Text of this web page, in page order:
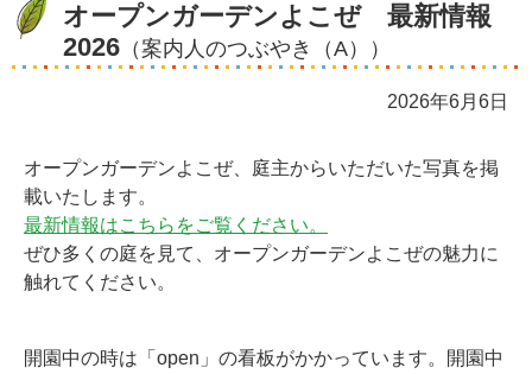
オープンガーデンよこぜ 最新情報
2026 （案内人のつぶやき（A））
2026年6月6日
オープンガーデンよこぜ、庭主からいただいた写真を掲
載いたします。
最新情報はこちらをご覧ください。
ぜひ多くの庭を見て、オープンガーデンよこぜの魅力に
触れてください。
開園中の時は「open」の看板がかかっています。開園中